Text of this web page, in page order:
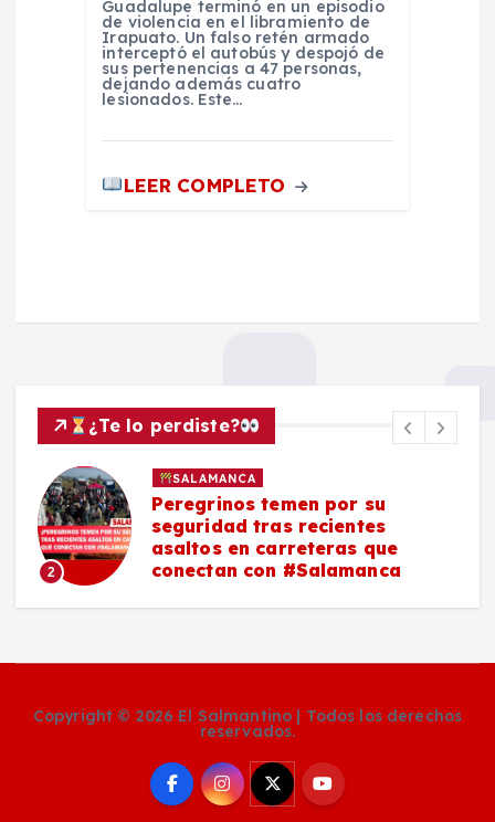
Guadalupe terminó en un episodio
de violencia en el libramiento de
Irapuato. Un falso retén armado
interceptó el autobús y despojó de
sus pertenencias a 47 personas,
dejando además cuatro
lesionados. Este…
LEER COMPLETO
¿Te lo perdiste?
2
SALAMANCA
Peregrinos temen por su
seguridad tras recientes
asaltos en carreteras que
conectan con #Salamanca
Copyright © 2026 El Salmantino | Todos los derechos
reservados.